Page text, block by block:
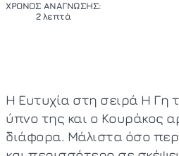
ΧΡΟΝΟΣ ΑΝΑΓΝΩΣΗΣ:
2 λεπτά
Η Ευτυχία στη σειρά Η Γη
ύπνο της και ο Κουράκος
διάφορα. Μάλιστα όσο